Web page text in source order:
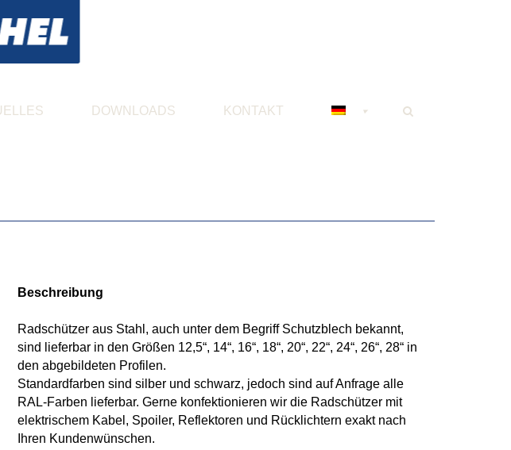
DOWNLOADS KONTAKT
Beschreibung
Radschützer aus Stahl, auch unter dem Begriff Schutzblech bekannt,
sind lieferbar in den Größen 12,5“, 14“, 16“, 18“, 20“, 22“, 24“, 26“, 28“ in
den abgebildeten Profilen.
Standardfarben sind silber und schwarz, jedoch sind auf Anfrage alle
RAL-Farben lieferbar. Gerne konfektionieren wir die Radschützer mit
elektrischem Kabel, Spoiler, Reflektoren und Rücklichtern exakt nach
Ihren Kundenwünschen.